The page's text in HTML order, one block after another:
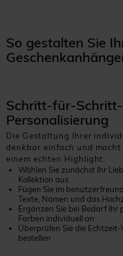
So gestalten Sie
Schritt-für-
Personalisierung
Die Gestaltung Ihrer
denkbar einfach und
einem echten Highlight:
Wählen Sie zunächst Ihr
Kollektion aus
Fügen Sie im
Texte, Namen und das
Ergänzen Sie bei Bedarf Ihr
Farben individuell an
Überprüfen Sie die Echtzeit-
bestellen